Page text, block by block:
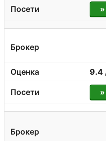
»
9.4
»